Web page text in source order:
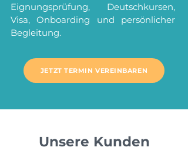
Eignungsprüfung, Deutschkursen,
Visa, Onboarding und persönlicher
Begleitung.
JETZT TERMIN VEREINBAREN
Unsere Kunden